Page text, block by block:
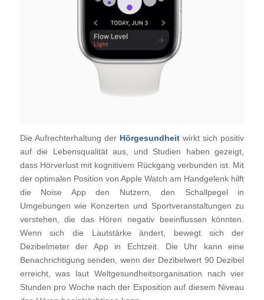
Die Aufrechterhaltung der Hörgesundheit wirkt sich positiv
auf die Lebensqualität aus, und Studien haben gezeigt,
dass Hörverlust mit kognitivem Rückgang verbunden ist. Mit
der optimalen Position von Apple Watch am Handgelenk hilft
die Noise App den Nutzern, den Schallpegel in
Umgebungen wie Konzerten und Sportveranstaltungen zu
verstehen, die das Hören negativ beeinflussen könnten.
Wenn sich die Lautstärke ändert, bewegt sich der
Dezibelmeter der App in Echtzeit. Die Uhr kann eine
Benachrichtigung senden, wenn der Dezibelwert 90 Dezibel
erreicht, was laut Weltgesundheitsorganisation nach vier
Stunden pro Woche nach der Exposition auf diesem Niveau